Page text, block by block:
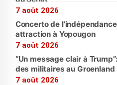
7 août 2026
Concerto de
attraction à Yopougon
7 août 2026
“Un message clair à
des militaires au Groenland
7 août 2026